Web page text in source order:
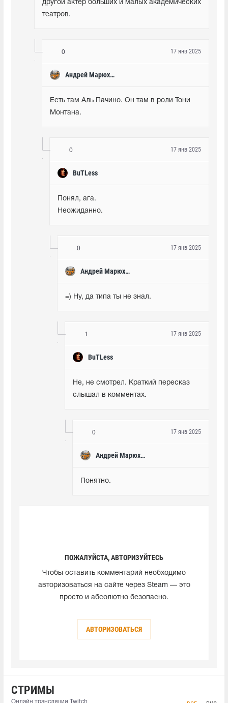
другой актёр больших и малых академических
театров.
0
Андрей Марюхин
17 янв 2025
Есть там Аль Пачино. Он там в роли Тони
Монтана.
0
BuTLess
17 янв 2025
Понял, ага.
Неожиданно.
0
Андрей Марюхин
17 янв 2025
=) Ну, да типа ты не знал.
1
BuTLess
17 янв 2025
Не, не смотрел. Краткий пересказ
слышал в комментах.
0
Андрей Марюхин
17 янв 2025
Понятно.
ПОЖАЛУЙСТА, АВТОРИЗУЙТЕСЬ
Чтобы оставить комментарий необходимо
авторизоваться на сайте через Steam — это
просто и абсолютно безопасно.
АВТОРИЗОВАТЬСЯ
СТРИМЫ
Онлайн трансляции Twitch